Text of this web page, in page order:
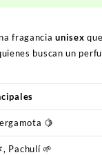
fraganciaunisex
buscan un
🍋
Pachulí 🌱